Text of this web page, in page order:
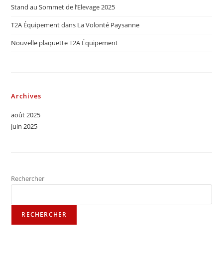
Stand au Sommet de l’Elevage 2025
T2A Équipement dans La Volonté Paysanne
Nouvelle plaquette T2A Équipement
Archives
août 2025
juin 2025
Rechercher
RECHERCHER